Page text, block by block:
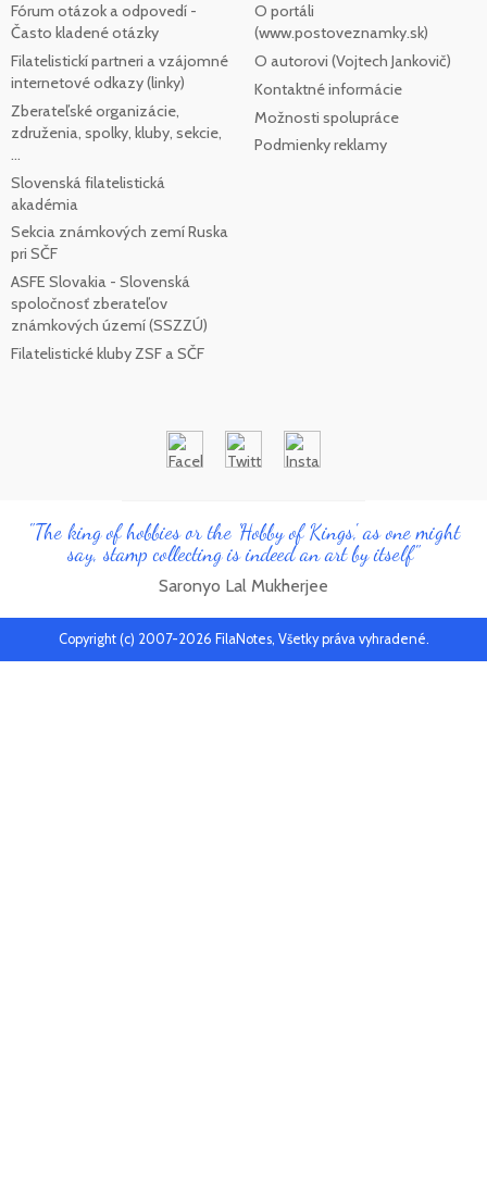
Fórum otázok a odpovedí -
Často kladené otázky
Filatelistickí partneri a vzájomné
internetové odkazy (linky)
Zberateľské organizácie,
združenia, spolky, kluby, sekcie,
...
Slovenská filatelistická
akadémia
Sekcia známkových zemí Ruska
pri SČF
ASFE Slovakia - Slovenská
spoločnosť zberateľov
známkových území (SSZZÚ)
Filatelistické kluby ZSF a SČF
O portáli
(www.postoveznamky.sk)
O autorovi (Vojtech Jankovič)
Kontaktné informácie
Možnosti spolupráce
Podmienky reklamy
"The king of hobbies or the 'Hobby of Kings', as one might
say, stamp collecting is indeed an art by itself"
Saronyo Lal Mukherjee
Copyright (c) 2007-2026 FilaNotes, Všetky práva vyhradené.